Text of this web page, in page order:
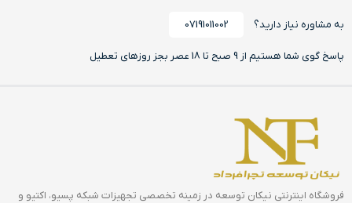
به مشاوره نیاز دارید؟ 07191011002
پاسخ گوی شما هستیم از 9 صبح تا 18 عصر بجز روزهای تعطیل
فروشگاه اینترنتی نیکان توسعه در زمینه تخصصی تجهیزات شبکه پسیو، اکتیو و